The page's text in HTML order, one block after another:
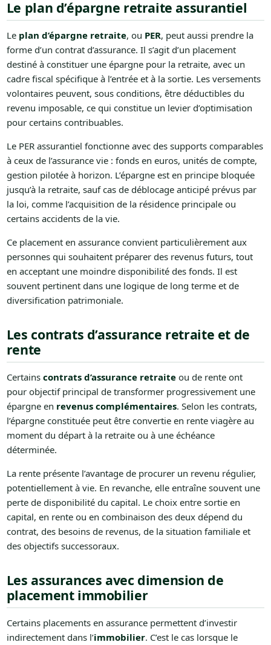
Le plan d’épargne retraite assurantiel
Le plan d’épargne retraite, ou PER, peut aussi prendre la
forme d’un contrat d’assurance. Il s’agit d’un placement
destiné à constituer une épargne pour la retraite, avec un
cadre fiscal spécifique à l’entrée et à la sortie. Les versements
volontaires peuvent, sous conditions, être déductibles du
revenu imposable, ce qui constitue un levier d’optimisation
pour certains contribuables.
Le PER assurantiel fonctionne avec des supports comparables
à ceux de l’assurance vie : fonds en euros, unités de compte,
gestion pilotée à horizon. L’épargne est en principe bloquée
jusqu’à la retraite, sauf cas de déblocage anticipé prévus par
la loi, comme l’acquisition de la résidence principale ou
certains accidents de la vie.
Ce placement en assurance convient particulièrement aux
personnes qui souhaitent préparer des revenus futurs, tout
en acceptant une moindre disponibilité des fonds. Il est
souvent pertinent dans une logique de long terme et de
diversification patrimoniale.
Les contrats d’assurance retraite et de
rente
Certains contrats d’assurance retraiteou de rente ont
pour objectif principal de transformer progressivement une
épargne en revenus complémentaires. Selon les contrats,
l’épargne constituée peut être convertie en rente viagère au
moment du départ à la retraite ou à une échéance
déterminée.
La rente présente l’avantage de procurer un revenu régulier,
potentiellement à vie. En revanche, elle entraîne souvent une
perte de disponibilité du capital. Le choix entre sortie en
capital, en rente ou en combinaison des deux dépend du
contrat, des besoins de revenus, de la situation familiale et
des objectifs successoraux.
Les assurances avec dimension de
placement immobilier
Certains placements en assurance permettent d’investir
indirectement dans l’immobilier. C’est le cas lorsque le